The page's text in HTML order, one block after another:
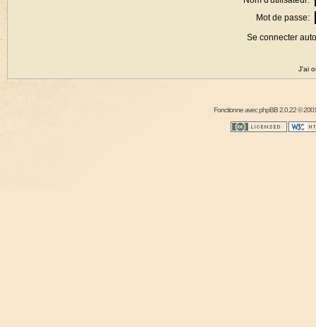
Mot de passe:
Se connecter
J'ai
Fonctionne avecphpBB2.0.22 ©